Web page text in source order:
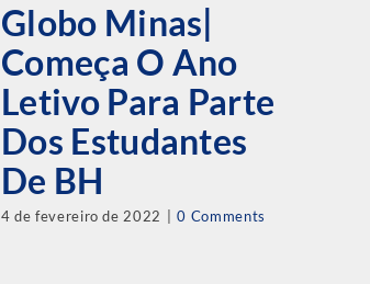
Globo Minas|
Começa O Ano
Letivo Para Parte
Dos Estudantes
De BH
4 de fevereiro de 2022 | 0 Comments